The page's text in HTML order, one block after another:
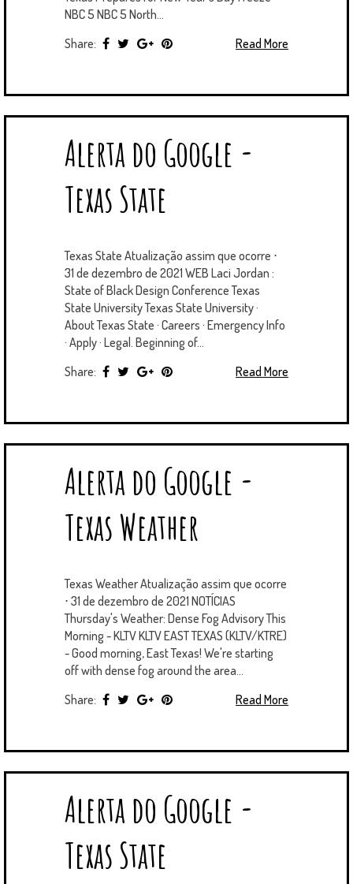
NBC 5 NBC 5 North...
Share:
Read More
Alerta do Google -
Texas State
Texas State Atualização assim que ocorre ⋅
31 de dezembro de 2021 WEB Laci Jordan :
State of Black Design Conference Texas
State University Texas State University ·
About Texas State · Careers · Emergency Info
· Apply · Legal. Beginning of...
Share:
Read More
Alerta do Google -
Texas Weather
Texas Weather Atualização assim que ocorre
⋅ 31 de dezembro de 2021 NOTÍCIAS
Thursday's Weather: Dense Fog Advisory This
Morning - KLTV KLTV EAST TEXAS (KLTV/KTRE)
- Good morning, East Texas! We're starting
off with dense fog around the area...
Share:
Read More
Alerta do Google -
Texas State